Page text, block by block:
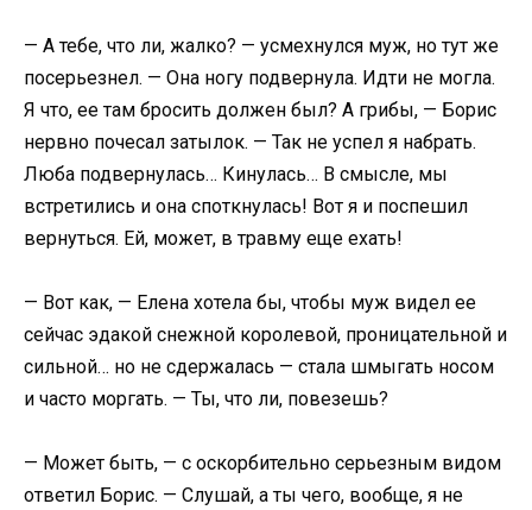
— А тебе, что ли, жалко? — усмехнулся муж, но тут же
посерьезнел. — Она ногу подвернула. Идти не могла.
Я что, ее там бросить должен был? А грибы, — Борис
нервно почесал затылок. — Так не успел я набрать.
Люба подвернулась… Кинулась… В смысле, мы
встретились и она споткнулась! Вот я и поспешил
вернуться. Ей, может, в травму еще ехать!
— Вот как, — Елена хотела бы, чтобы муж видел ее
сейчас эдакой снежной королевой, проницательной и
сильной… но не сдержалась — стала шмыгать носом
и часто моргать. — Ты, что ли, повезешь?
— Может быть, — с оскорбительно серьезным видом
ответил Борис. — Слушай, а ты чего, вообще, я не